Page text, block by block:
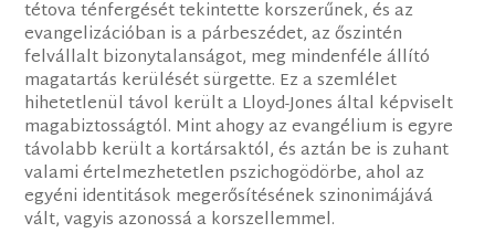
tétova ténfergését tekintette korszerűnek, és az
evangelizációban is a párbeszédet, az őszintén
felvállalt bizonytalanságot, meg mindenféle állító
magatartás kerülését sürgette. Ez a szemlélet
hihetetlenül távol került a Lloyd-Jones által képviselt
magabiztosságtól. Mint ahogy az evangélium is egyre
távolabb került a kortársaktól, és aztán be is zuhant
valami értelmezhetetlen pszichogödörbe, ahol az
egyéni identitások megerősítésének szinonimájává
vált, vagyis azonossá a korszellemmel.